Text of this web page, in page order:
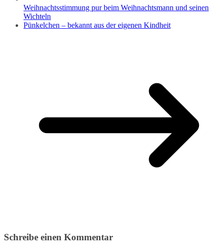
Weihnachtsstimmung pur beim Weihnachtsmann und seinen
Wichteln
Pünkelchen – bekannt aus der eigenen Kindheit
Schreibe einen Kommentar